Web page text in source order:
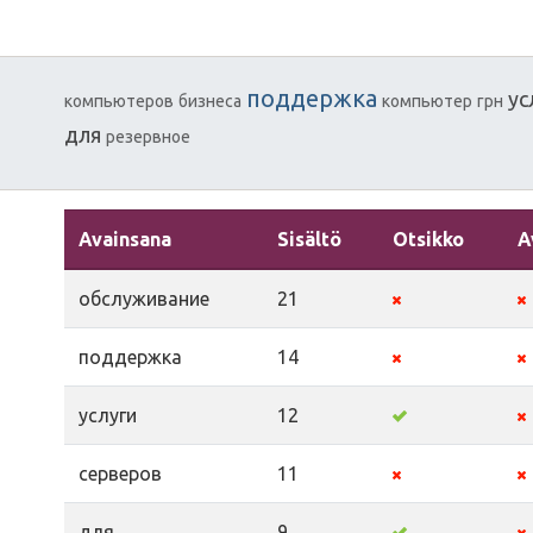
компьютеров бизнеса поддержка компьютер грн
для резервное
Avainsana Sisältö Otsikko
обслуживание 21
поддержка 14
услуги 12
серверов 11